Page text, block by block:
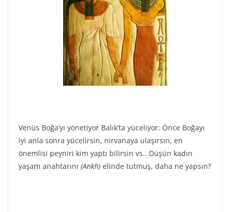
Venüs Boğa’yı yönetiyor Balık’ta yüceliyor: Önce Boğayı
iyi anla sonra yücelirsin, nirvanaya ulaşırsın, en
önemlisi peyniri kim yaptı bilirsin vs.. Düşün kadın
yaşam anahtarını (Ankh) elinde tutmuş, daha ne yapsın?